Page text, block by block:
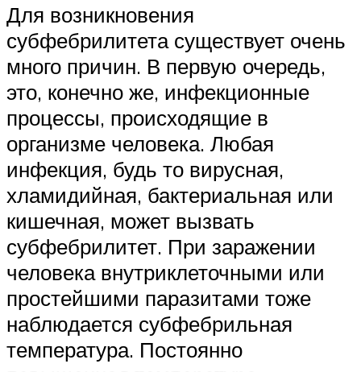
Для возникновения
субфебрилитета существует очень
много причин. В первую очередь,
это, конечно же, инфекционные
процессы, происходящие в
организме человека. Любая
инфекция, будь то вирусная,
хламидийная, бактериальная или
кишечная, может вызвать
субфебрилитет. При заражении
человека внутриклеточными или
простейшими паразитами тоже
наблюдается субфебрильная
температура. Постоянно